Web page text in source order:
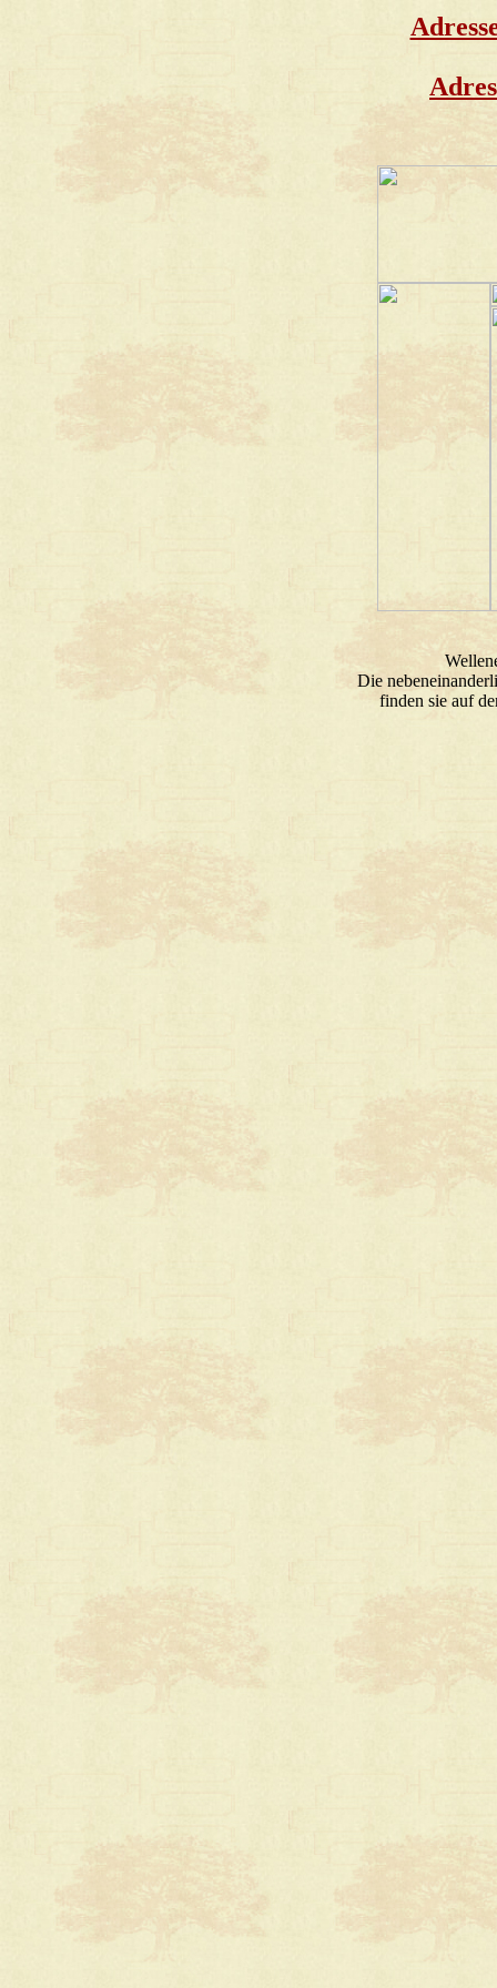
Die
finden sie auf